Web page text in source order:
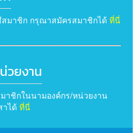
มาชิก กรุณาสมัครสมาชิกได้ ที่นี่
วยงาน
าชิกในนามองค์กร/หน่วยงาน
าได้ ที่นี่